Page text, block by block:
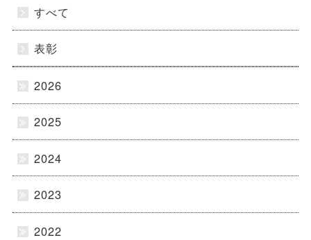
すべて
表彰
2026
2025
2024
2023
2022